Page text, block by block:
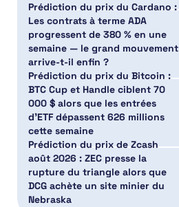
Prédiction du prix du Cardano :
Les contrats à terme ADA
progressent de 380 % en une
semaine — le grand mouvement
arrive-t-il enfin ?
Prédiction du prix du Bitcoin :
BTC Cup et Handle ciblent 70
000 $ alors que les entrées
d’ETF dépassent 626 millions
cette semaine
Prédiction du prix de Zcash
août 2026 : ZEC presse la
rupture du triangle alors que
DCG achète un site minier du
Nebraska